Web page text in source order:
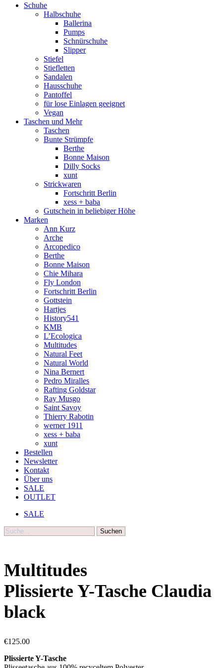
Schuhe
Halbschuhe
Ballerina
Pumps
Schnürschuhe
Slipper
Stiefel
Stiefletten
Sandalen
Hausschuhe
Pantoffel
für lose Einlagen geeignet
Vegan
Taschen und Mehr
Taschen
Bunte Strümpfe
Berthe
Bonne Maison
Dilly Socks
xunt
Strickwaren
Fortschritt Berlin
xess + baba
Gutschein in beliebiger Höhe
Marken
Ann Kurz
Arche
Arcopedico
Berthe
Bonne Maison
Chie Mihara
Fly London
Fortschritt Berlin
Gottstein
Hartjes
History541
KMB
L’Ecologica
Multitudes
Natural Feet
Natural World
Nina Bernert
Pedro Miralles
Rafting Goldstar
Ray Musgo
Saint Savoy
Thierry Rabotin
werner 1911
xess + baba
xunt
Bestellen
Newsletter
Kontakt
Über uns
SALE
OUTLET
SALE
Suche
Multitudes
Plissierte Y-Tasche Claudia
black
€125.00
Plissierte Y-Tasche